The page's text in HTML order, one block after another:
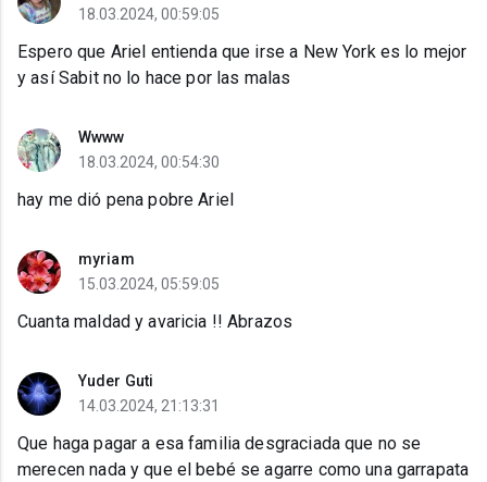
18.03.2024, 00:59:05
Espero que Ariel entienda que irse a New York es lo mejor
y así Sabit no lo hace por las malas
Wwww
18.03.2024, 00:54:30
hay me dió pena pobre Ariel
myriam
15.03.2024, 05:59:05
Cuanta maldad y avaricia !! Abrazos
Yuder Guti
14.03.2024, 21:13:31
Que haga pagar a esa familia desgraciada que no se
merecen nada y que el bebé se agarre como una garrapata